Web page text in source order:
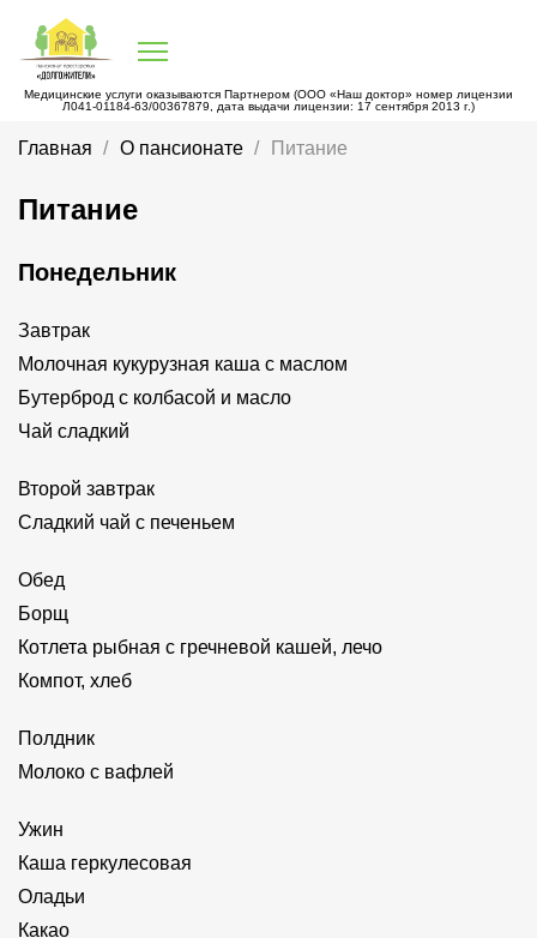
Медицинские услуги оказываются Партнером (ООО «Наш доктор» номер лицензии
Л041-01184-63/00367879, дата выдачи лицензии: 17 сентября 2013 г.)
Главная О пансионате Питание
Питание
Понедельник
Завтрак
Молочная кукурузная каша с маслом
Бутерброд с колбасой и масло
Чай сладкий
Второй завтрак
Сладкий чай с печеньем
Обед
Борщ
Котлета рыбная с гречневой кашей, лечо
Компот, хлеб
Полдник
Молоко с вафлей
Ужин
Каша геркулесовая
Оладьи
Какао